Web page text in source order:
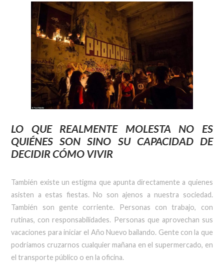
LO QUE REALMENTE MOLESTA NO ES
QUIÉNES SON SINO SU CAPACIDAD DE
DECIDIR CÓMO VIVIR
También existe un estigma que apunta directamente a quienes
asisten a estas fiestas. No son ajenos a nuestra sociedad.
También son gente corriente. Personas con trabajo, con
rutinas, con responsabilidades. Personas que aprovechan sus
vacaciones para iniciar el Año Nuevo bailando. Gente con la que
podríamos cruzarnos cualquier mañana en el supermercado, en
el transporte público o en la oficina.